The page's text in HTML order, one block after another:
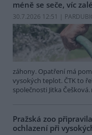
méně se seče, víc
30.7.2026 12:51 |
záhony. Opatření má
vysokých teplot. ČTK to
společnosti Jitka Češková.
Pražská zoo
ochlazení při